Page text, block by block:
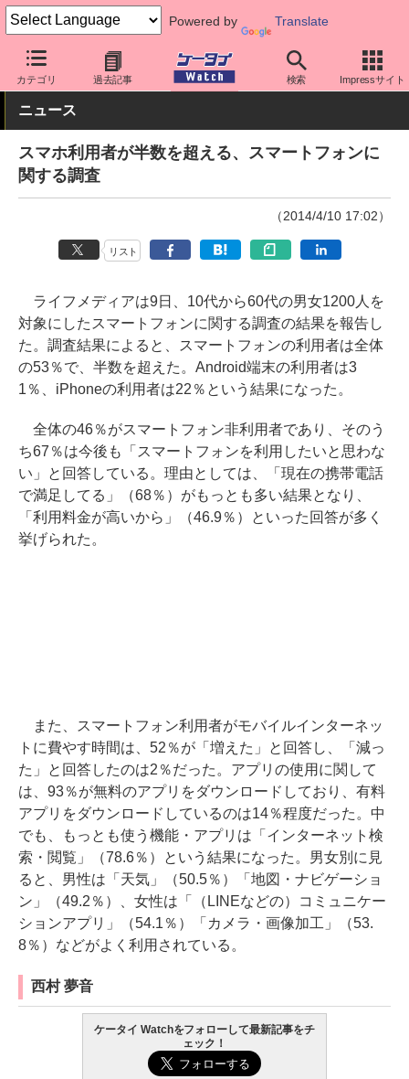
Powered by Translate
カテゴリ 過去記事 検索 Impressサイト
ケータイ Watch 業界動向 調査
ニュース
スマホ利用者が半数を超える、スマートフォンに
関する調査
（2014/4/10 17:02）
リスト
ライフメディアは9日、10代から60代の男女1200人を
対象にしたスマートフォンに関する調査の結果を報告し
た。調査結果によると、スマートフォンの利用者は全体
の53％で、半数を超えた。Android端末の利用者は3
1％、iPhoneの利用者は22％という結果になった。
全体の46％がスマートフォン非利用者であり、そのう
ち67％は今後も「スマートフォンを利用したいと思わな
い」と回答している。理由としては、「現在の携帯電話
で満足してる」（68％）がもっとも多い結果となり、
「利用料金が高いから」（46.9％）といった回答が多く
挙げられた。
また、スマートフォン利用者がモバイルインターネッ
トに費やす時間は、52％が「増えた」と回答し、「減っ
た」と回答したのは2％だった。アプリの使用に関して
は、93％が無料のアプリをダウンロードしており、有料
アプリをダウンロードしているのは14％程度だった。中
でも、もっとも使う機能・アプリは「インターネット検
索・閲覧」（78.6％）という結果になった。男女別に見
ると、男性は「天気」（50.5％）「地図・ナビゲーショ
ン」（49.2％）、女性は「（LINEなどの）コミュニケー
ションアプリ」（54.1％）「カメラ・画像加工」（53.
8％）などがよく利用されている。
西村 夢音
ケータイ Watchをフォローして最新記事をチ
ェック！